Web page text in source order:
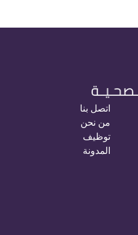
اتصل بنا
من نحن
توظيف
المدونة